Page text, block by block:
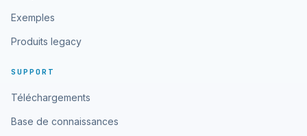
Exemples
Produits legacy
SUPPORT
Téléchargements
Base de connaissances